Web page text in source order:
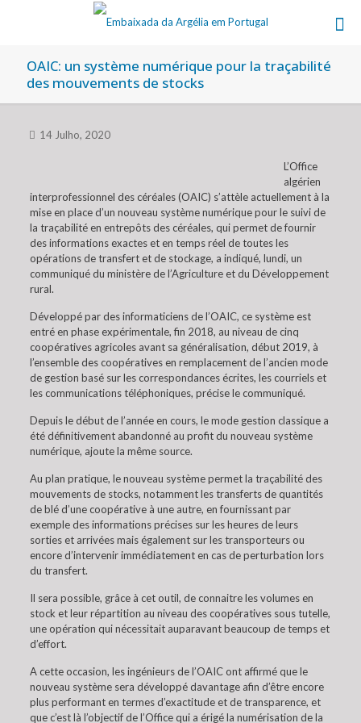
OAIC: un système numérique pour la traçabilité
des mouvements de stocks
14 Julho, 2020
L’Office
algérien
interprofessionnel des céréales (OAIC) s’attèle actuellement à la
mise en place d’un nouveau système numérique pour le suivi de
la traçabilité en entrepôts des céréales, qui permet de fournir
des informations exactes et en temps réel de toutes les
opérations de transfert et de stockage, a indiqué, lundi, un
communiqué du ministère de l’Agriculture et du Développement
rural.
Développé par des informaticiens de l’OAIC, ce système est
entré en phase expérimentale, fin 2018, au niveau de cinq
coopératives agricoles avant sa généralisation, début 2019, à
l’ensemble des coopératives en remplacement de l’ancien mode
de gestion basé sur les correspondances écrites, les courriels et
les communications téléphoniques, précise le communiqué.
Depuis le début de l’année en cours, le mode gestion classique a
été définitivement abandonné au profit du nouveau système
numérique, ajoute la même source.
Au plan pratique, le nouveau système permet la traçabilité des
mouvements de stocks, notamment les transferts de quantités
de blé d’une coopérative à une autre, en fournissant par
exemple des informations précises sur les heures de leurs
sorties et arrivées mais également sur les transporteurs ou
encore d’intervenir immédiatement en cas de perturbation lors
du transfert.
Il sera possible, grâce à cet outil, de connaitre les volumes en
stock et leur répartition au niveau des coopératives sous tutelle,
une opération qui nécessitait auparavant beaucoup de temps et
d’effort.
A cette occasion, les ingénieurs de l’OAIC ont affirmé que le
nouveau système sera développé davantage afin d’être encore
plus performant en termes d’exactitude et de transparence, et
que c’est là l’objectif de l’Office qui a érigé la numérisation de la